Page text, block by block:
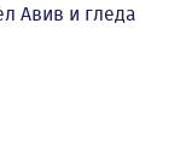
Авив и гледа